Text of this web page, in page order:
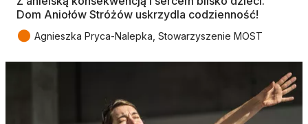
Dom Aniołów Stróżów uskrzydla codzienność!
● Agnieszka Pryca-Nalepka, Stowarzyszenie MOST